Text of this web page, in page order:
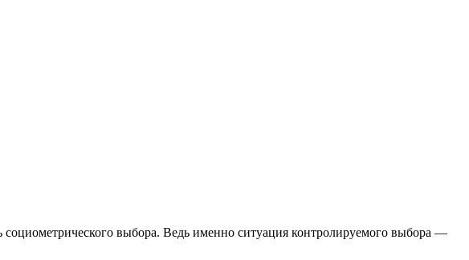
выбора. Ведь именно ситуация контролируемого выбора —